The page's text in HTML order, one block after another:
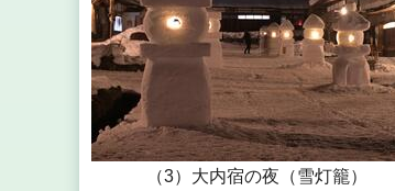
（3）大内宿の夜（雪灯籠）